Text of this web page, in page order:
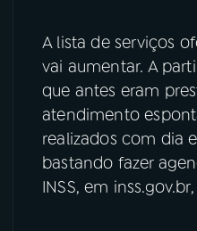
A lista de serviços
vai aumentar. A
que antes eram
atendimento
realizados com dia
bastando fazer
INSS, em